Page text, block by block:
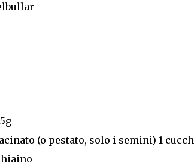
(o pestato, solo i semini) 1